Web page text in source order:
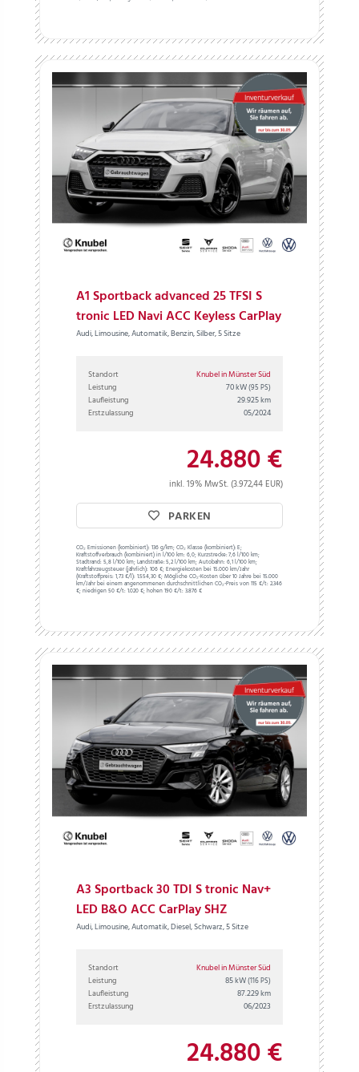
A1 Sportback advanced 25 TFSI S
tronic LED Navi ACC Keyless CarPlay
Audi, Limousine, Automatik, Benzin, Silber, 5 Sitze
Standort
Knubel in Münster Süd
Leistung
70 kW(95 PS)
Laufleistung
29.925 km
Erstzulassung
05/2024
24.880 €
inkl. 19% MwSt. (3.972,44 EUR)
PARKEN
CO₂ Emissionen (kombiniert): 136 g/km;CO₂ Klasse (kombiniert): E;
Kraftstoffverbrauch (kombiniert) in l/100 km: 6,0;Kurzstrecke: 7,6 l/100 km;
Stadtrand: 5,8 l/100 km;Landstraße: 5,2 l/100 km;Autobahn: 6,1 l/100 km;
Kraftfahrzeugsteuer (jährlich): 106 €;Energiekosten bei 15.000 km/Jahr
(Kraftstoffpreis: 1,73€/l): 1.554,30 €;Mögliche CO₂-Kosten über 10 Jahre bei 15.000
km/Jahr bei einem angenommenen durchschnittlichen CO₂-Preis von 115 €/t: 2.346
€; niedrigen 50 €/t: 1.020 €; hohen 190 €/t: 3.876 €
A3 Sportback 30 TDI S tronic Nav+
LED B&O ACC CarPlay SHZ
Audi, Limousine, Automatik, Diesel, Schwarz, 5 Sitze
Standort
Knubel in Münster Süd
Leistung
85 kW(116 PS)
Laufleistung
87.229 km
Erstzulassung
06/2023
24.880 €